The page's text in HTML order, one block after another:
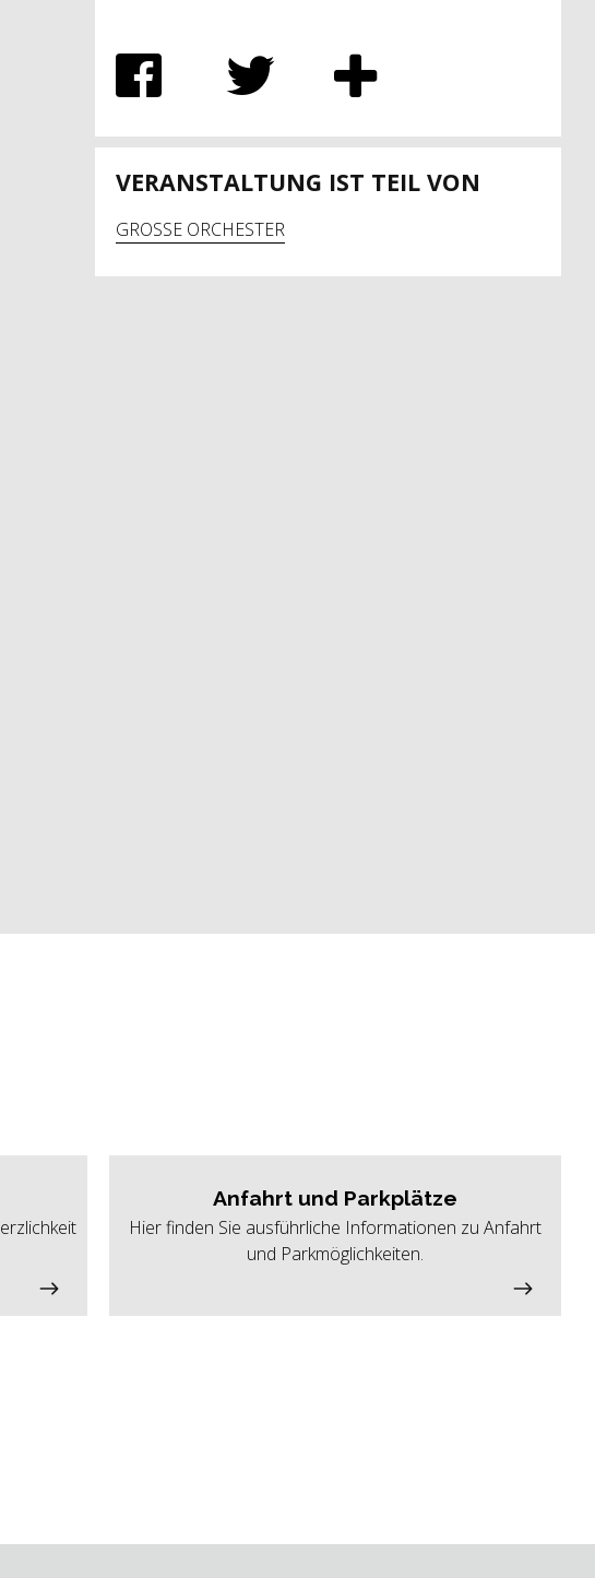
VERANSTALTUNG IST TEIL VON
GROSSE ORCHESTER
Anfahrt und Parkplätze
Hier finden Sie ausführliche Informationen zu Anfahrt
und Parkmöglichkeiten.